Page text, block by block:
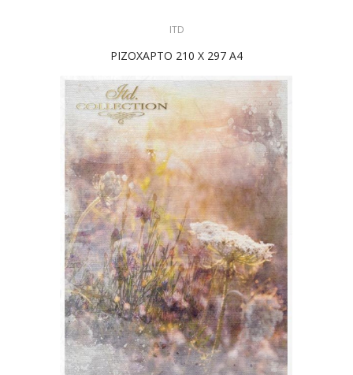
ITD
ΡΙΖΟΧΑΡΤΟ 210 Χ 297 Α4